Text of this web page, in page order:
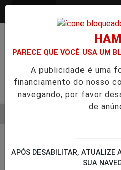
Pesquisar Notícia
PARECE QUE VOCÊ USA UM
A publicidade é uma
financiamento do nosso
navegando, por favor
de
APÓS DESABILITAR, ATUALIZE
SUA